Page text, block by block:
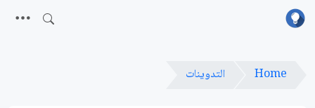
Home التدوينات